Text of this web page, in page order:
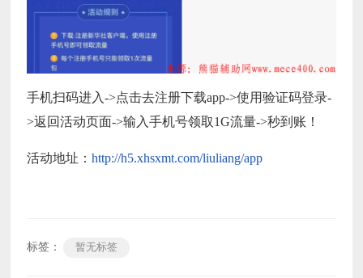
手机扫码进入->点击去注册下载app->使用验证码登录-
>返回活动页面->输入手机号领取1G流量->秒到账！
活动地址：http://h5.xhsxmt.com/liuliang/app
标签： 暂无标签